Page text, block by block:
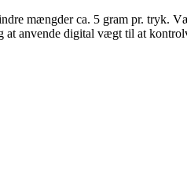
mængder ca. 5 gram pr. tryk.
at anvende digital vægt til at